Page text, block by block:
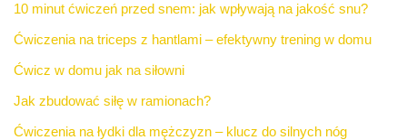
10 minut ćwiczeń przed snem: jak wpływają na jakość snu?
Ćwiczenia na triceps z hantlami – efektywny trening w domu
Ćwicz w domu jak na siłowni
Jak zbudować siłę w ramionach?
Ćwiczenia na łydki dla mężczyzn – klucz do silnych nóg